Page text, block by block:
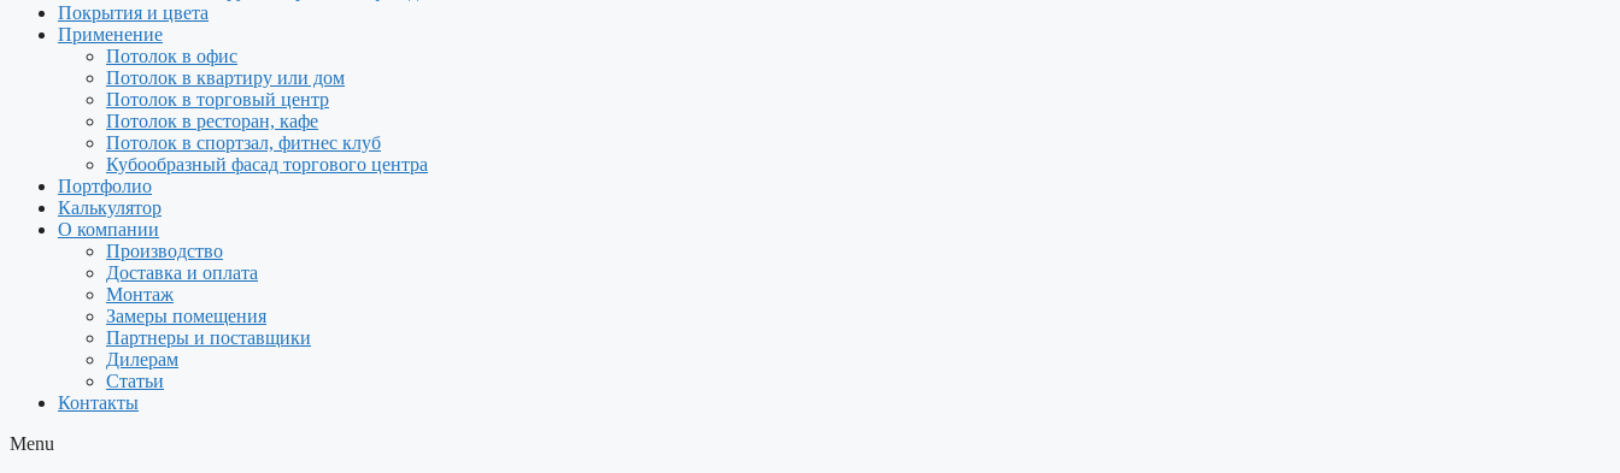
Покрытия и цвета
Применение
Потолок в офис
Потолок в квартиру или дом
Потолок в торговый центр
Потолок в ресторан, кафе
Потолок в спортзал, фитнес клуб
Кубообразный фасад торгового центра
Портфолио
Калькулятор
О компании
Производство
Доставка и оплата
Монтаж
Замеры помещения
Партнеры и поставщики
Дилерам
Статьи
Контакты
Menu